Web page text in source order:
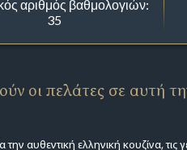
αριθμός βαθμολογιών:
35
οι πελάτες σε αυτή
την αυθεντική ελληνική κουζίνα,